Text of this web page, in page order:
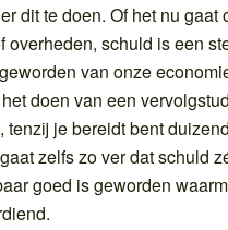
dit te doen. Of het nu gaat
overheden, schuld is een
van onze
doen van een
tenzij je bereidt bent
zelfs zo ver dat schuld
goed is geworden